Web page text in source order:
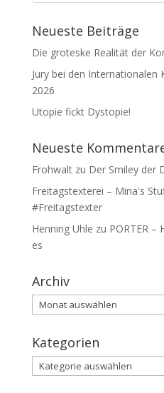
Neueste Beiträge
Die groteske Realität der
Jury bei den Internationalen
2026
Utopie fickt Dystopie!
Neueste
Frohwaltzu Der Smiley der
Freitagstexterei – Mina's
#Freitagstexter
Henning Uhle zu PORTER –
es
Archiv
Archiv
Kategorien
Kategorien